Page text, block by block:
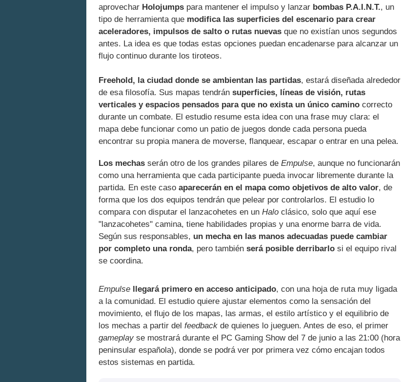
aprovechar Holojumps para mantener el impulso y lanzar bombas P.A.I.N.T., un
tipo de herramienta que modifica las superficies del escenario para crear
aceleradores, impulsos de salto o rutas nuevas que no existían unos segundos
antes. La idea es que todas estas opciones puedan encadenarse para alcanzar un
flujo continuo durante los tiroteos.
Freehold, la ciudad donde se ambientan las partidas, estará diseñada alrededor
de esa filosofía. Sus mapas tendrán superficies, líneas de visión, rutas
verticales y espacios pensados para que no exista un único camino correcto
durante un combate. El estudio resume esta idea con una frase muy clara: el
mapa debe funcionar como un patio de juegos donde cada persona pueda
encontrar su propia manera de moverse, flanquear, escapar o entrar en una pelea.
Los mechas serán otro de los grandes pilares de Empulse, aunque no funcionarán
como una herramienta que cada participante pueda invocar libremente durante la
partida. En este caso aparecerán en el mapa como objetivos de alto valor, de
forma que los dos equipos tendrán que pelear por controlarlos. El estudio lo
compara con disputar el lanzacohetes en un Halo clásico, solo que aquí ese
"lanzacohetes" camina, tiene habilidades propias y una enorme barra de vida.
Según sus responsables, un mecha en las manos adecuadas puede cambiar
por completo una ronda, pero también será posible derribarlo si el equipo rival
se coordina.
Empulse llegará primero en acceso anticipado, con una hoja de ruta muy ligada
a la comunidad. El estudio quiere ajustar elementos como la sensación del
movimiento, el flujo de los mapas, las armas, el estilo artístico y el equilibrio de
los mechas a partir del feedback de quienes lo jueguen. Antes de eso, el primer
gameplay se mostrará durante el PC Gaming Show del 7 de junio a las 21:00 (hora
peninsular española), donde se podrá ver por primera vez cómo encajan todos
estos sistemas en partida.